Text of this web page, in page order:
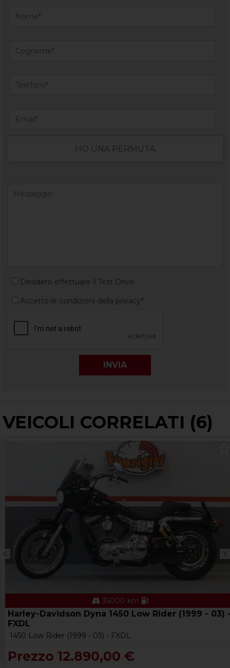
HO UNA PERMUTA
Desidero effettuare il Test Drive
Accetto le condizioni della privacy*
VEICOLI CORRELATI (6)
35000 km
Harley-Davidson Dyna 1450 Low Rider (1999 - 03)
FXDL
1450 Low Rider (1999 - 03) - FXDL
Prezzo 12.890,00 €